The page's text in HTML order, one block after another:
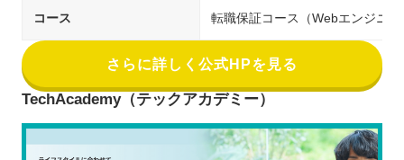
コース 転職保証コース（Webエンジニ
さらに詳しく公式HPを見る
TechAcademy（テックアカデミー）